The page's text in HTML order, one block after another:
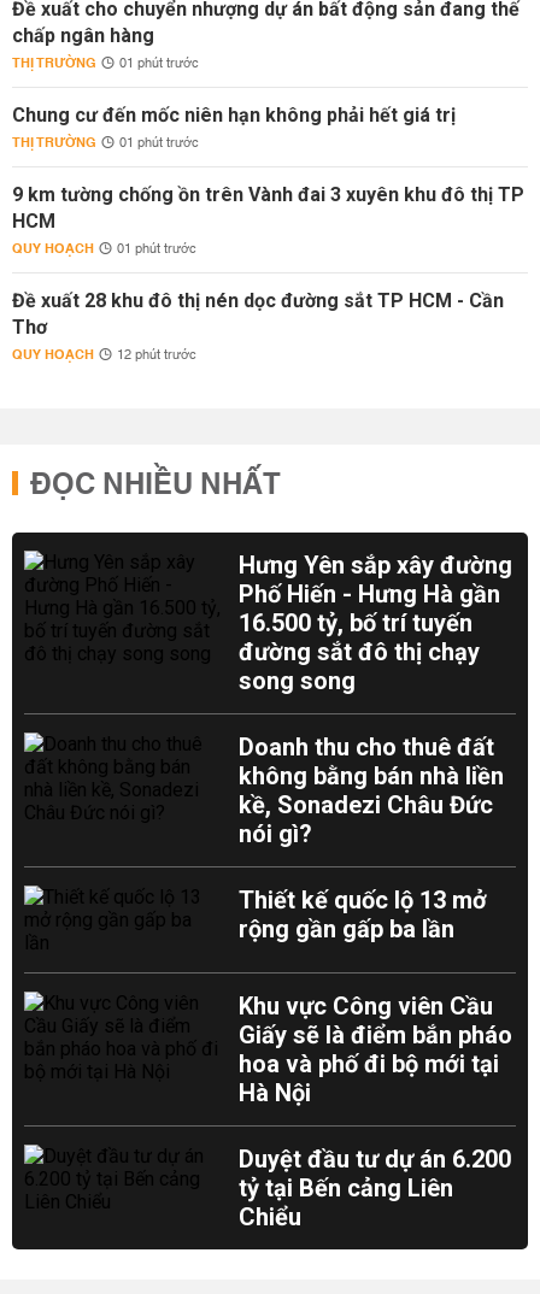
Đề xuất cho chuyển nhượng dự án bất động sản đang thế
chấp ngân hàng
THỊ TRƯỜNG 01 phút trước
Chung cư đến mốc niên hạn không phải hết giá trị
THỊ TRƯỜNG 01 phút trước
9 km tường chống ồn trên Vành đai 3 xuyên khu đô thị TP
HCM
QUY HOẠCH 01 phút trước
Đề xuất 28 khu đô thị nén dọc đường sắt TP HCM - Cần
Thơ
QUY HOẠCH 12 phút trước
ĐỌC NHIỀU NHẤT
Hưng Yên sắp xây đường
Phố Hiến - Hưng Hà gần
16.500 tỷ, bố trí tuyến
đường sắt đô thị chạy
song song
Doanh thu cho thuê đất
không bằng bán nhà liền
kề, Sonadezi Châu Đức
nói gì?
Thiết kế quốc lộ 13 mở
rộng gần gấp ba lần
Khu vực Công viên Cầu
Giấy sẽ là điểm bắn pháo
hoa và phố đi bộ mới tại
Hà Nội
Duyệt đầu tư dự án 6.200
tỷ tại Bến cảng Liên
Chiểu